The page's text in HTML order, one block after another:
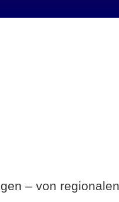
– von